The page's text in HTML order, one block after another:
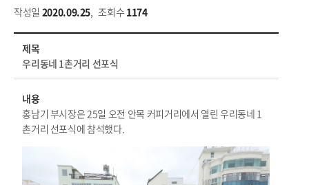
작성일 2020.09.25, 조회수 1174
제목
우리동네 1촌거리 선포식
내용
홍남기 부시장은 25일 오전 안목 커피거리에서 열린 우리동네 1
촌거리 선포식에 참석했다.